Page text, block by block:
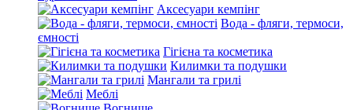
Аксесуари кемпінг
Вода - фляги, термоси,
ємності
Гігієна та косметика
Килимки та подушки
Мангали та грилі
Меблі